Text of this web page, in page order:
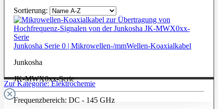
Zur Kategorie: Elektrochemie
Sortierung:
Junkosha Serie 0 | Mikrowellen-/mmWellen-Koaxialkabel
Junkosha
JK-MWX0xx-Serie
Frequenzbereich: DC - 145 GHz